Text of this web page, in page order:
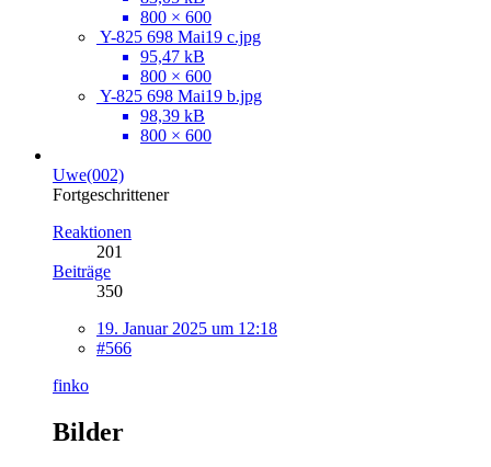
800 × 600
Y-825 698 Mai19 c.jpg
95,47 kB
800 × 600
Y-825 698 Mai19 b.jpg
98,39 kB
800 × 600
Uwe(002)
Fortgeschrittener
Reaktionen
201
Beiträge
350
19. Januar 2025 um 12:18
#566
finko
Bilder